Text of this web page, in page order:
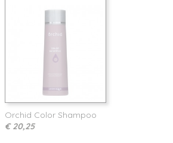
Orchid Color Shampoo
€ 20,25